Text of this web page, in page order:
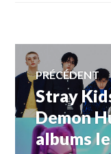
de
l’article
PRÉCÉDENT
Article
précédent :
Stray
Demon
albums